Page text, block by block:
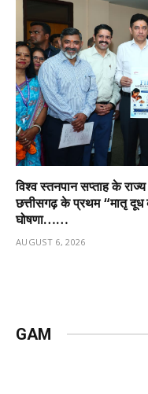
विश्व स्तनपान सप्ताह के
छत्तीसगढ़ के प्रथम “मातृ
घोषणा……
AUGUST 6, 2026
GAM